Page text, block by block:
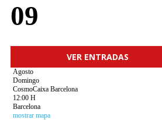
09
VER ENTRADAS
Agosto
Domingo
CosmoCaixa Barcelona
12:00 H
Barcelona
mostrar mapa